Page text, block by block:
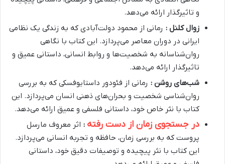
و تاثیرگذار ارائه می‌دهد.
زوال کلنل : رمانی از محمود دولت‌آبادی که به زندگی یک نظامی
ایرانی در دوران معاصر می‌پردازد. این کتاب با نگاهی
روان‌شناسانه به شخصیت‌ها و روابط انسانی، داستانی عمیق و
تاثیرگذار ارائه می‌دهد.
شب‌های روشن : رمانی از فئودور داستایوفسکی که به بررسی
روان‌شناسی شخصیت و بحران‌های ذهنی انسان می‌پردازد. این
کتاب با نثر خاص خود، داستانی فلسفی و عمیق ارائه می‌دهد.
در جستجوی زمان از دست رفته : اثر معروف مارسل
پروست که به بررسی زمان، حافظه و تجربه انسانی می‌پردازد.
این کتاب با نثر پیچیده و توصیفات دقیق خود، داستانی